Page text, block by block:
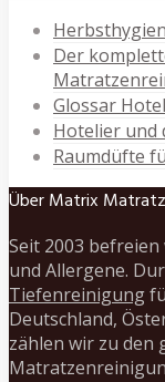
Der
Glossar
Hotelier und
Raumdüfte
Über Matrix
Seit 2003
und Allergene.
Tiefenreinigung
Deutschland,
zählen wir zu